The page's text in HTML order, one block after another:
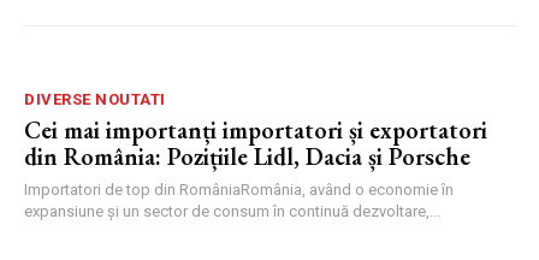
DIVERSE NOUTATI
Cei mai importanți importatori și exportatori
din România: Pozițiile Lidl, Dacia și Porsche
Importatori de top din RomâniaRomânia, având o economie în
expansiune și un sector de consum în continuă dezvoltare,...